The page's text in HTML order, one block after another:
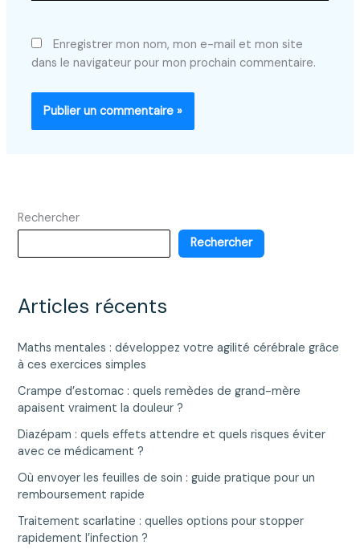
Enregistrer mon nom, mon e-mail et mon site
dans le navigateur pour mon prochain commentaire.
Rechercher
Rechercher
Articles récents
Maths mentales : développez votre agilité cérébrale grâce
à ces exercices simples
Crampe d’estomac : quels remèdes de grand-mère
apaisent vraiment la douleur ?
Diazépam : quels effets attendre et quels risques éviter
avec ce médicament ?
Où envoyer les feuilles de soin : guide pratique pour un
remboursement rapide
Traitement scarlatine : quelles options pour stopper
rapidement l’infection ?